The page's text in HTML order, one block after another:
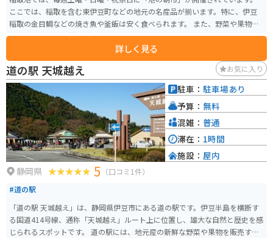
ここでは、稲取を含む東伊豆町などの地元の名産品が揃います。特に、伊豆
稲取の金目鯛などの焼き魚や釜飯は安く食べられます。 また、野菜や果物の
農産物、地元の素材を活かしたデザートやハンドメイドなどの小物も多数販
売されています。開催時間は8:00〜12:00で、あら汁などは無料で提供されて
います。
詳しく見る
道の駅 天城越え お気に入り
静岡県 5 （口コミ1件）
#道の駅
「道の駅 天城越え」は、静岡県伊豆市にある道の駅です。伊豆半島を横断す
る国道414号線、通称「天城越え」ルート上に位置し、雄大な自然と歴史を感
じられるスポットです。 道の駅には、地元産の新鮮な野菜や果物を販売する
駐車： 駐車場あり
予算： 無料
混雑： 普通
滞在： 1時間
施設： 屋内